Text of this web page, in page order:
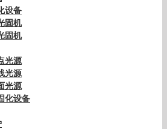
设备
固机
固机
光源
光源
光源
化设备